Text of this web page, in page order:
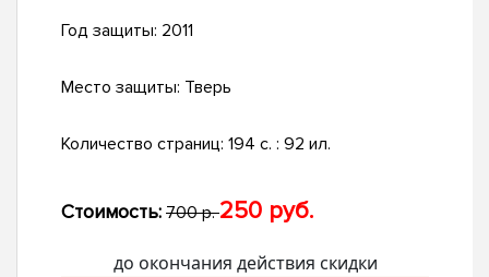
Год защиты: 2011
Место защиты: Тверь
Количество страниц: 194 с. : 92 ил.
Стоимость: 700 р.250 руб.
до окончания действия скидки